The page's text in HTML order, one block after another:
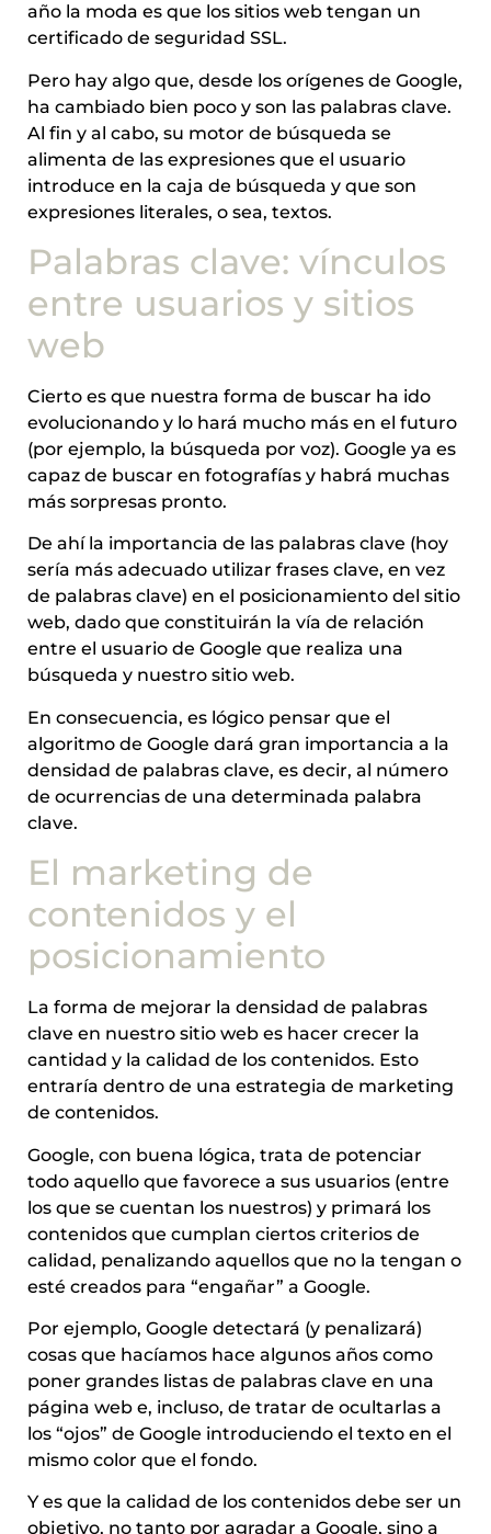
año la moda es que los sitios web tengan un
certificado de seguridad SSL.
Pero hay algo que, desde los orígenes de Google,
ha cambiado bien poco y son las palabras clave.
Al fin y al cabo, su motor de búsqueda se
alimenta de las expresiones que el usuario
introduce en la caja de búsqueda y que son
expresiones literales, o sea, textos.
Palabras clave: vínculos
entre usuarios y sitios
web
Cierto es que nuestra forma de buscar ha ido
evolucionando y lo hará mucho más en el futuro
(por ejemplo, la búsqueda por voz). Google ya es
capaz de buscar en fotografías y habrá muchas
más sorpresas pronto.
De ahí la importancia de las palabras clave (hoy
sería más adecuado utilizar frases clave, en vez
de palabras clave) en el posicionamiento del sitio
web, dado que constituirán la vía de relación
entre el usuario de Google que realiza una
búsqueda y nuestro sitio web.
En consecuencia, es lógico pensar que el
algoritmo de Google dará gran importancia a la
densidad de palabras clave, es decir, al número
de ocurrencias de una determinada palabra
clave.
El marketing de
contenidos y el
posicionamiento
La forma de mejorar la densidad de palabras
clave en nuestro sitio web es hacer crecer la
cantidad y la calidad de los contenidos. Esto
entraría dentro de una estrategia de marketing
de contenidos.
Google, con buena lógica, trata de potenciar
todo aquello que favorece a sus usuarios (entre
los que se cuentan los nuestros) y primará los
contenidos que cumplan ciertos criterios de
calidad, penalizando aquellos que no la tengan o
esté creados para “engañar” a Google.
Por ejemplo, Google detectará (y penalizará)
cosas que hacíamos hace algunos años como
poner grandes listas de palabras clave en una
página web e, incluso, de tratar de ocultarlas a
los “ojos” de Google introduciendo el texto en el
mismo color que el fondo.
Y es que la calidad de los contenidos debe ser un
objetivo, no tanto por agradar a Google, sino a